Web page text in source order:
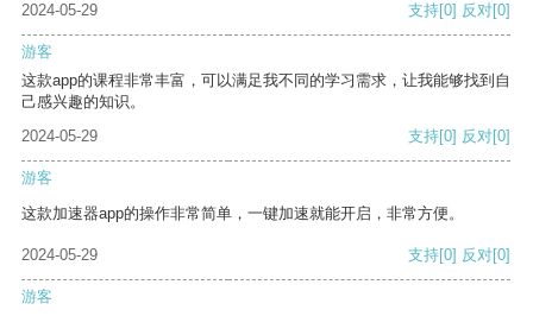
2024-05-29
支持[0] 反对[0]
游客
这款app的课程非常丰富，可以满足我不同的学习需求，让我能够找到自
己感兴趣的知识。
2024-05-29
支持[0] 反对[0]
游客
这款加速器app的操作非常简单，一键加速就能开启，非常方便。
2024-05-29 支持[0] 反对[0]
游客